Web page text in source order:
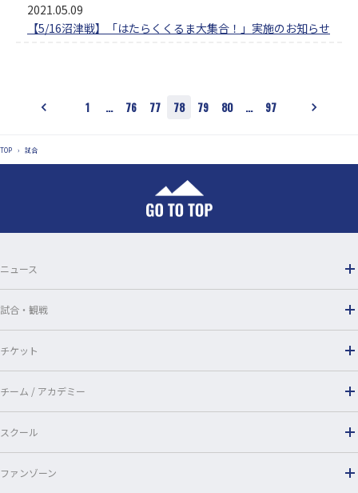
2021.05.09
【5/16沼津戦】「はたらくくるま大集合！」実施のお知らせ
1 … 76 77 78 79 80 … 97
TOP › 試合
ニュース
試合・観戦
チケット
チーム / アカデミー
スクール
ファンゾーン